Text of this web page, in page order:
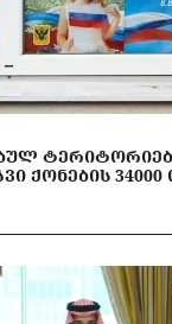
ᲥᲝᲜᲔᲑᲘᲡ 34000